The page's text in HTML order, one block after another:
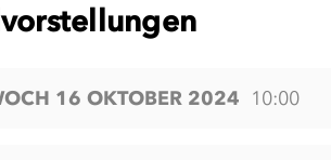
16 OKTOBER 2024 10:00